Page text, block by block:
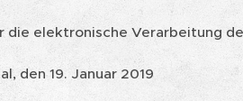
die elektronische Verarbeitung
den 19. Januar 2019